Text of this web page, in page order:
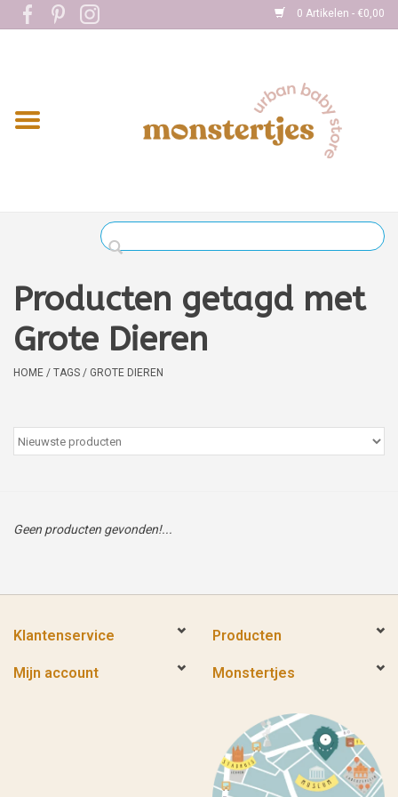
0 Artikelen - €0,00
Home
Kleding
Verzorging
Boekjes
kaartjes
Sales
Merken
Producten getagd met
Grote Dieren
HOME / TAGS / GROTE DIEREN
Geen producten gevonden!...
Klantenservice Producten
Mijn account Monstertjes